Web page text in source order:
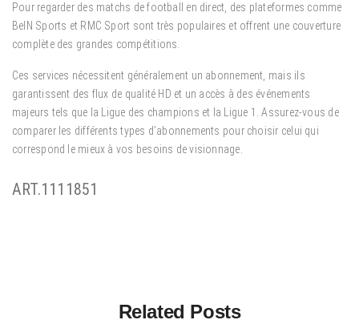
Pour regarder des matchs de football en direct, des plateformes comme
BeIN Sports et RMC Sport sont très populaires et offrent une couverture
complète des grandes compétitions.
Ces services nécessitent généralement un abonnement, mais ils
garantissent des flux de qualité HD et un accès à des événements
majeurs tels que la Ligue des champions et la Ligue 1. Assurez-vous de
comparer les différents types d’abonnements pour choisir celui qui
correspond le mieux à vos besoins de visionnage.
ART.1111851
Related Posts